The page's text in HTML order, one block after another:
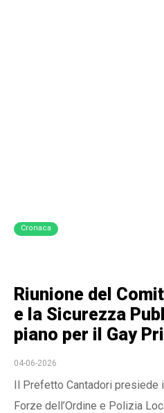
Cronaca
Riunione del
e la Sicurezza
piano per il Gay
04-06-2026
Il Prefetto Cantadori presiede
Forze dell’Ordine e Polizia